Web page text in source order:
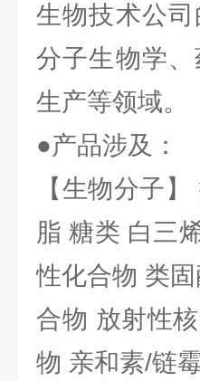
生物技术公
分子生物学
生产等领域。
●产品涉及：
【生物分子
脂 糖类 白三
性化合物 类
合物 放射性
物 亲和素/链